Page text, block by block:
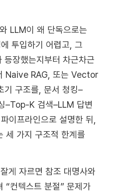
LLM이 왜 단독으로는
투입하기 어렵고, 그
등장했는지부터 차근차근
Naive RAG, 또는 Vector
기 구조를, 문서 청킹–
–Top-K 검색–LLM 답변
이프라인으로 설명한 뒤,
세 가지 구조적 한계를
게 자르면 참조 대명사와
“컨텍스트 분절” 문제가